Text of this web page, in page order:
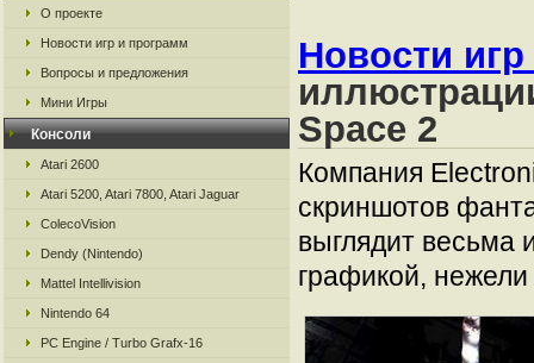
О проекте
Новости игр и программ
Вопросы и предложения
Мини Игры
Консоли
Atari 2600
Atari 5200, Atari 7800, Atari Jaguar
ColecoVision
Dendy (Nintendo)
Mattel Intellivision
Nintendo 64
PC Engine / Turbo Grafx-16
Новости
Space 2
Компания
скриншотов
выглядит весьма
графикой, нежели